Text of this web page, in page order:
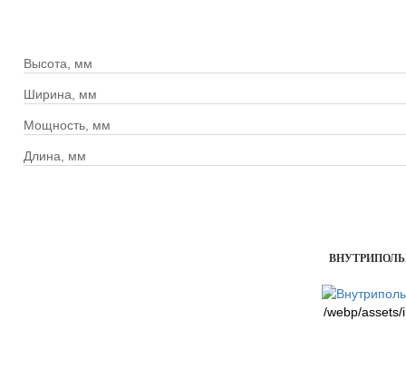
Высота, мм
Ширина, мм
Мощность, мм
Длина, мм
/webp/